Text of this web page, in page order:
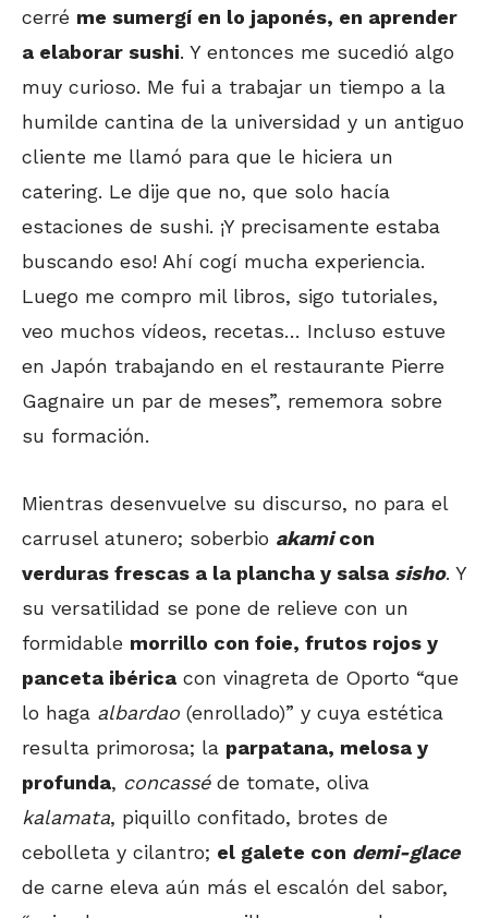
cerré me sumergí en lo japonés, en aprender
a elaborar sushi. Y entonces me sucedió algo
muy curioso. Me fui a trabajar un tiempo a la
humilde cantina de la universidad y un antiguo
cliente me llamó para que le hiciera un
catering. Le dije que no, que solo hacía
estaciones de sushi. ¡Y precisamente estaba
buscando eso! Ahí cogí mucha experiencia.
Luego me compro mil libros, sigo tutoriales,
veo muchos vídeos, recetas… Incluso estuve
en Japón trabajando en el restaurante Pierre
Gagnaire un par de meses”, rememora sobre
su formación.
Mientras desenvuelve su discurso, no para el
carrusel atunero; soberbio akamicon
verduras frescas a la plancha y salsa sisho. Y
su versatilidad se pone de relieve con un
formidable morrillo con foie, frutos rojos y
panceta ibérica con vinagreta de Oporto “que
lo haga albardao (enrollado)” y cuya estética
resulta primorosa; la parpatana, melosa y
profunda, concasséde tomate, oliva
kalamata, piquillo confitado, brotes de
cebolleta y cilantro; el galete con demi-glace
de carne eleva aún más el escalón del sabor,